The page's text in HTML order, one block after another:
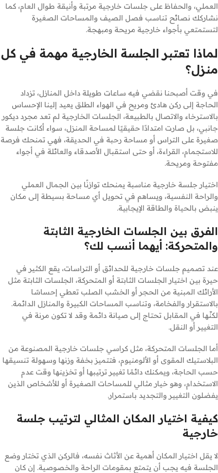
العملي، والحفاظ على جلسات خارجية مرتبة وأنيقة طوال العام، كما
نشاركك نصائح تناسب فصل الصيف والمساحات الصغيرة
لتستمتعي بأجواء خارجية مريحة ومبهجة.
لماذا تعتبر الجلسة الخارجية مهمة في كل
منزل؟
في وقت أصبحنا نقضي فيه ساعات طويلة داخل المنازل، تزداد
الحاجة إلى ركن هادئ ومريح في الهواء الطلق يعيد إلينا الإحساس
بالاسترخاء والاتصال بالطبيعة، الجلسات الخارجية لم تعد مجرد ديكور
جانبي، بل صارت امتدادًا حقيقيًا لمساحة المنزل، سواء أكانت جلسة
صغيرة على التراس أو مساحة رحبة في الحديقة، فهي تمنحك فرصة
للاستجمام، القراءة، أو حتى استقبال الأصدقاء والعائلة في أجواء
مفتوحة ومريحة.
اختيار جلسة خارجية مناسبة يمنحك توازنًا بين الجمال العملي
والراحة النفسية، ويساهم في تحويل أي مساحة بسيطة إلى مكان
ينبض بالحياة والطاقة الإيجابية.
الفرق بين الجلسات الخارجية الثابتة
والمتحركة: أيهما أنسب لك؟
عند تصميم جلسات خارجية للحدائق أو التراسات، يقع الكثير في
حيرة بين اختيار الجلسات الثابتة أو المتحركة، الجلسات الثابتة مثل
الأرائك المبنية من الحجر أو الخشب الصلب تعطي إحساسًا
بالاستقرار والفخامة، وتناسب المساحات الكبيرة والمنازل الدائمة.
لكنّها في المقابل تحتاج إلى صيانة دائمة وقد لا تكون مرنة في
التغيير أو النقل.
أما الجلسات المتحركة، مثل كراسي جلسات خارجية المصنوعة من
البلاستيك المقوى أو الألومنيوم، فتتميز بخفة وزنها وسهولة تنسيقها
حسب الحاجة، ويمكنك دائمًا تغيير ترتيبها أو تخزينها وقت عدم
الاستخدام، وهو خيار مثالي للمساحات الصغيرة أو للأشخاص الذين
يفضلون التغيير والتجديد باستمرار.
كيفية اختيار المكان المثالي لترتيب جلسة
خارجية
لا يقل اختيار المكان أهمية عن الأثاث نفسه، فالركن الذي تختار وضع
الجلسة فيه يجب أن يتمتع بمقومات الراحة والخصوصية. إن كان